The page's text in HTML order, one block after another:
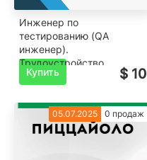
Инженер по
тестированию (QA
инженер).
Трудоустройство
Купить $ 10
05.07.2025 0 продаж